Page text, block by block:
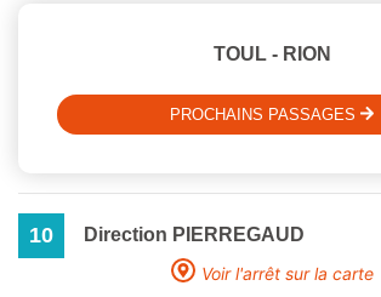
TOUL - RION
PROCHAINS PASSAGES
10
Direction PIERREGAUD
Voir l'arrêt sur la carte